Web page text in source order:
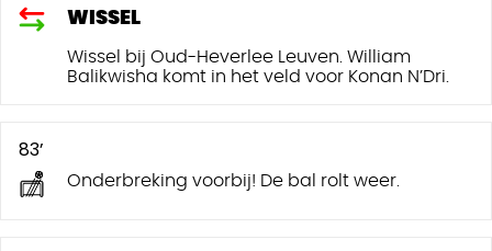
WISSEL
Wissel bij Oud-Heverlee Leuven. William
Balikwisha komt in het veld voor Konan N’Dri.
83’
Onderbreking voorbij! De bal rolt weer.